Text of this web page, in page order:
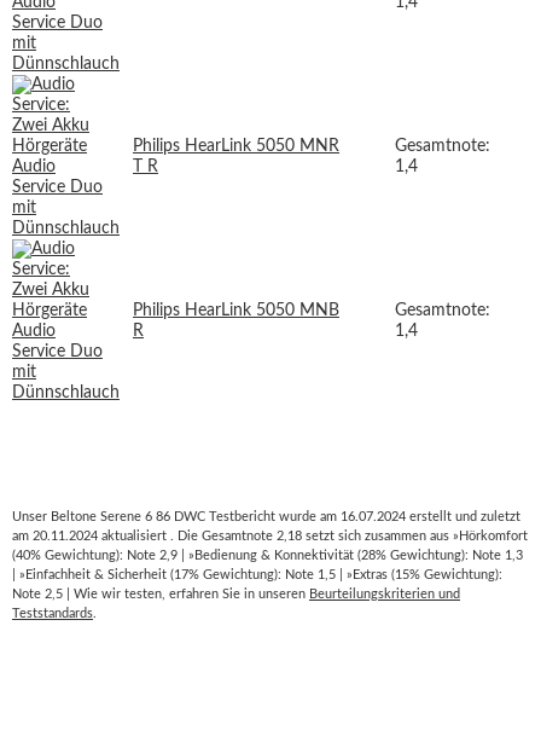
Philips HearLink 5050 MNR
T R
Gesamtnote:
1,4
Philips HearLink 5050 MNB
R
Gesamtnote:
1,4
Unser Beltone Serene 6 86 DWC Testbericht wurde am 16.07.2024 erstellt und zuletzt
am 20.11.2024 aktualisiert . Die Gesamtnote 2,18 setzt sich zusammen aus »Hörkomfort
(40% Gewichtung): Note 2,9 | »Bedienung & Konnektivität (28% Gewichtung): Note 1,3
| »Einfachheit & Sicherheit (17% Gewichtung): Note 1,5 | »Extras (15% Gewichtung):
Note 2,5 | Wie wir testen, erfahren Sie in unseren Beurteilungskriterien und
Teststandards